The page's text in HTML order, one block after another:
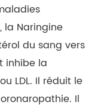
la Naringine
du sang vers
inhibe la
LDL. Il réduit le
Il